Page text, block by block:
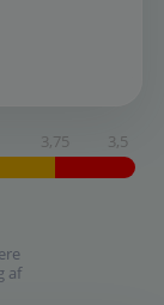
3,75 3,5
af